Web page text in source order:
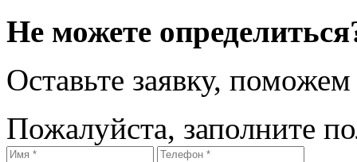
Не можете
Оставьте заявку,
Пожалуйста, заполните